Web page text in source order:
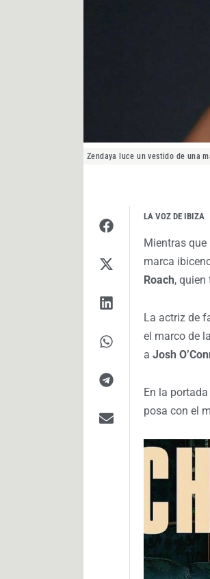
Zendaya luce un vestido de una
LA VOZ DE IBIZA
Mientras que
marca
Roach,
La actriz de
el marco de
a Josh
En la
posa con el